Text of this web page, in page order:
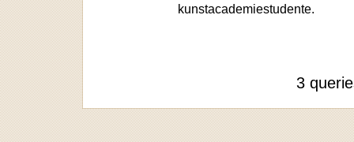
kunstacademiestudente.
3